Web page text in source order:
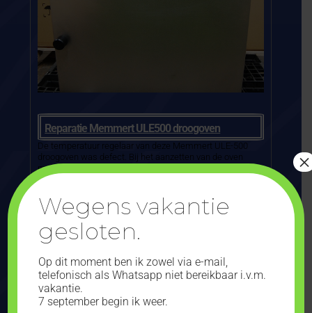
Reparatie Memmert ULE500 droogoven
De temperatuur regelaar van deze Memmert ULE-500
droogoven was defect. Bij het aanzetten van de oven
meldde het display de foutcode “E-2” en de oven bleef
koud. In tegenstelling tot wat de meeste bedrijven doen,
Wegens vakantie
gesloten.
Op dit moment ben ik zowel via e-mail,
telefonisch als Whatsapp niet bereikbaar i.v.m.
vakantie.
7 september begin ik weer.
×